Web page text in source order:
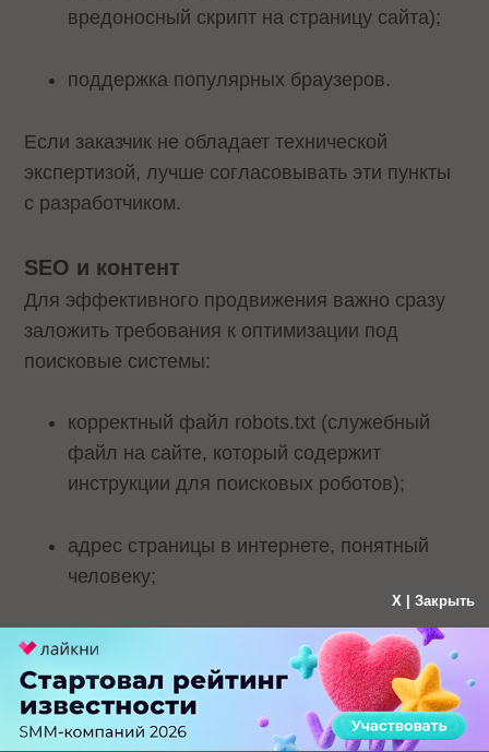
вредоносный скрипт на страницу сайта);
поддержка популярных браузеров.
Если заказчик не обладает технической
экспертизой, лучше согласовывать эти пункты
с разработчиком.
SEO и контент
Для эффективного продвижения важно сразу
заложить требования к оптимизации под
поисковые системы:
корректный файл robots.txt (служебный
файл на сайте, который содержит
инструкции для поисковых роботов);
адрес страницы в интернете, понятный
человеку;
XML-карта сайта (файл со списком
страниц сайта, который помогает
поисковым системам быстрее находить и
индексировать контент);
X | Закрыть